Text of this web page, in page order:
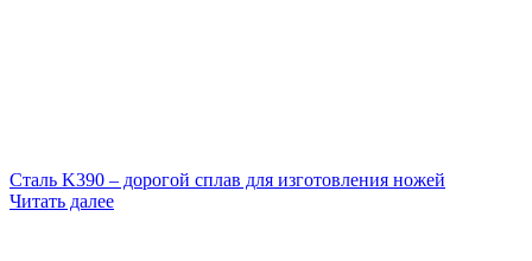
Сталь K390 – дорогой сплав для изготовления ножей
Читать далее